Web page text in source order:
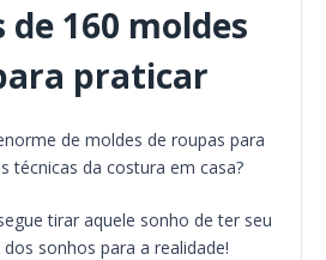
160 moldes
praticar
de moldes de roupas para
técnicas da costura em casa?
tirar aquele sonho de ter seu
sonhos para a realidade!